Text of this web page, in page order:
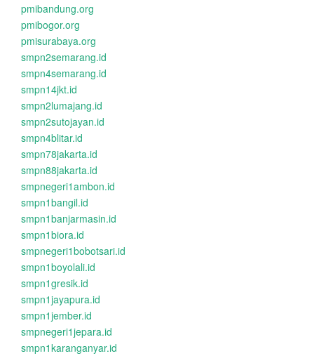
pmibandung.org
pmibogor.org
pmisurabaya.org
smpn2semarang.id
smpn4semarang.id
smpn14jkt.id
smpn2lumajang.id
smpn2sutojayan.id
smpn4blitar.id
smpn78jakarta.id
smpn88jakarta.id
smpnegeri1ambon.id
smpn1bangil.id
smpn1banjarmasin.id
smpn1biora.id
smpnegeri1bobotsari.id
smpn1boyolali.id
smpn1gresik.id
smpn1jayapura.id
smpn1jember.id
smpnegeri1jepara.id
smpn1karanganyar.id